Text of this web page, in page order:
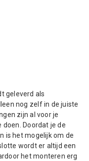
geleverd als
nog zelf in de juiste
zijn al voor je
Doordat je de
is het mogelijk om de
wordt er altijd een
het monteren erg